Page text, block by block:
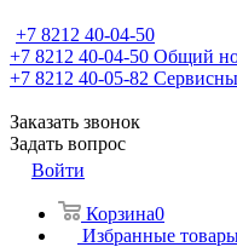
+7 8212 40-04-50
+7 8212 40-04-50 Общий
+7 8212 40-05-82
Заказать звонок
Задать вопрос
Войти
Корзина0
Избранные